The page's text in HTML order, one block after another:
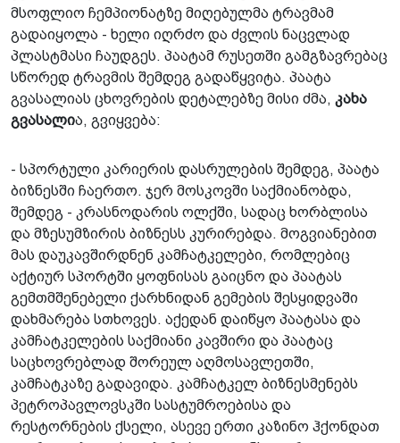
მსოფლიო ჩემპიონატზე მიღებულმა ტრავმამ
გადაიყოლა - ხელი იღრძო და ძვლის ნაცვლად
პლასტმასი ჩაუდგეს. პაატამ რუსეთში გამგზავრებაც
სწორედ ტრავმის შემდეგ გადაწყვიტა. პაატა
გვასალიას ცხოვრების დეტალებზე მისი ძმა, კახა
გვასალია, გვიყვება:
- სპორტული კარიერის დასრულების შემდეგ, პაატა
ბიზნესში ჩაერთო. ჯერ მოსკოვში საქმიანობდა,
შემდეგ - კრასნოდარის ოლქში, სადაც ხორბლისა
და მზესუმზირის ბიზნესს კურირებდა. მოგვიანებით
მას დაუკავშირდნენ კამჩატკელები, რომლებიც
აქტიურ სპორტში ყოფნისას გაიცნო და პაატას
გემთმშენებელი ქარხნიდან გემების შესყიდვაში
დახმარება სთხოვეს. აქედან დაიწყო პაატასა და
კამჩატკელების საქმიანი კავშირი და პაატაც
საცხოვრებლად შორეულ აღმოსავლეთში,
კამჩატკაზე გადავიდა. კამჩატკელ ბიზნესმენებს
პეტროპავლოვსკში სასტუმროებისა და
რესტორნების ქსელი, ასევე ერთი კაზინო ჰქონდათ